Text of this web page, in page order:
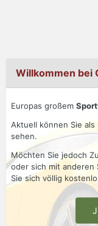
Willkommen bei
Europas großem
Aktuell können Sie
sehen.
Möchten Sie jedoch
oder sich mit anderen
Sie sich völlig